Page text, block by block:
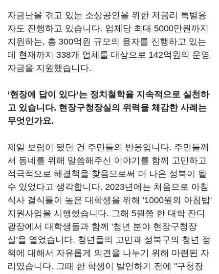
자금난을 겪고 있는 소상공인을 위한 저금리 특별융
자도 진행하고 있습니다. 업체당 최대 5000만원까지
지원하는, 총 300억원 규모의 융자를 진행하고 있는
데 현재까지 338개 업체를 대상으로 142억원의 운영
자금을 지원했습니다.
‘현장에 답이 있다’는 정치철학을 지속적으로 실천하
고 있습니다. 현장구청장실의 위력을 체감한 사례는
무엇인가요.
제일 보람이 됐던 건 주민들의 반응입니다. 주민들께
서 동네를 위해 말씀해주신 이야기를 함께 고민하고
적극적으로 해결책을 찾음으로써 더 나은 성북이 될
수 있었다고 생각합니다. 2023년에는 처음으로 아침
식사 결식률이 높은 대학생을 위해 '1000원의 아침밥'
지원사업을 시행했습니다. 그해 5월쯤 한 대학 잔디
광장에서 대학생들과 함께 '청년 분야 현장구청장
실'을 열었습니다. 청년들의 고민과 성북구의 청년 정
책에 대해서 자유롭게 의견을 나누기 위해 마련된 자
리였습니다. 그때 한 학생이 발언하기 전에 "구청장